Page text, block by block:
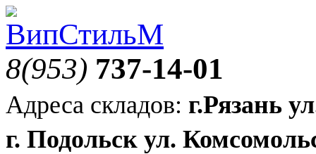
8(953) 737-14-01
Адреса складов: г.Рязань
г. Подольск ул.